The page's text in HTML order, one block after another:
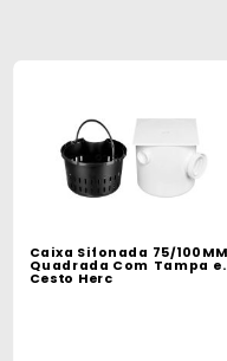
Caixa Sifonada 75/100MM
Quadrada Com Tampa e
Cesto Herc